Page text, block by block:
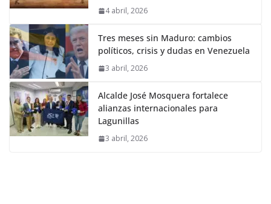
4 abril, 2026
Tres meses sin Maduro: cambios
políticos, crisis y dudas en Venezuela
3 abril, 2026
Alcalde José Mosquera fortalece
alianzas internacionales para
Lagunillas
3 abril, 2026